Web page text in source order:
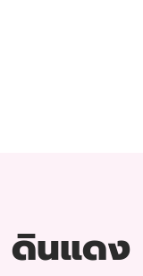
ดินแดง